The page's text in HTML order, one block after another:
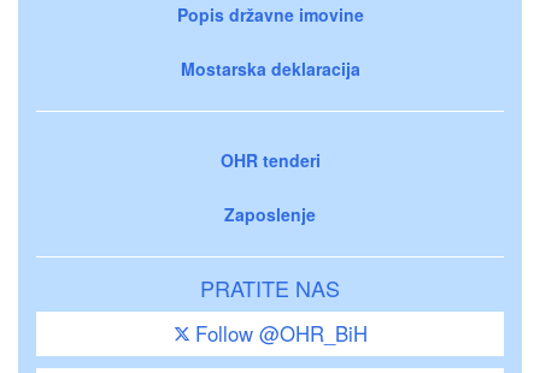
Popis državne imovine
Mostarska deklaracija
OHR tenderi
Zaposlenje
PRATITE NAS
Follow @OHR_BiH